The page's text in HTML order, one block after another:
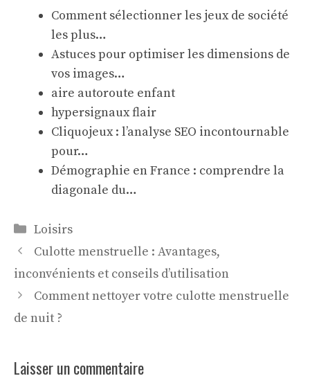
Comment sélectionner les jeux de société
les plus…
Astuces pour optimiser les dimensions de
vos images…
aire autoroute enfant
hypersignaux flair
Cliquojeux : l’analyse SEO incontournable
pour…
Démographie en France : comprendre la
diagonale du…
Catégories
Loisirs
Culotte menstruelle : Avantages,
inconvénients et conseils d’utilisation
Comment nettoyer votre culotte menstruelle
de nuit ?
Laisser un commentaire